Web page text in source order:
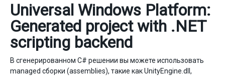
Universal Windows Platform:
Generated project with .NET
scripting backend
В сгенерированном C# решении вы можете использовать
managed сборки (assemblies), такие как UnityEngine.dll,